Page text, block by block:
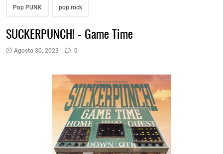
Pop PUNK pop rock
SUCKERPUNCH! - Game Time
Agosto 30, 2023 0